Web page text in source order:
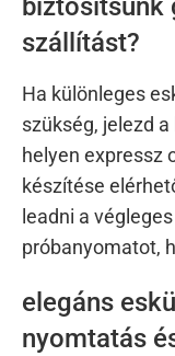
biztosítsunk
szállítást?
Ha különleges
szükség, jelezd
helyen expressz
készítése
leadni a
próbanyomatot,
elegáns
nyomtatás